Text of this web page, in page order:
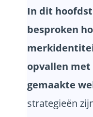
In dit
besproken
opvallen
gemaakte
strategieën